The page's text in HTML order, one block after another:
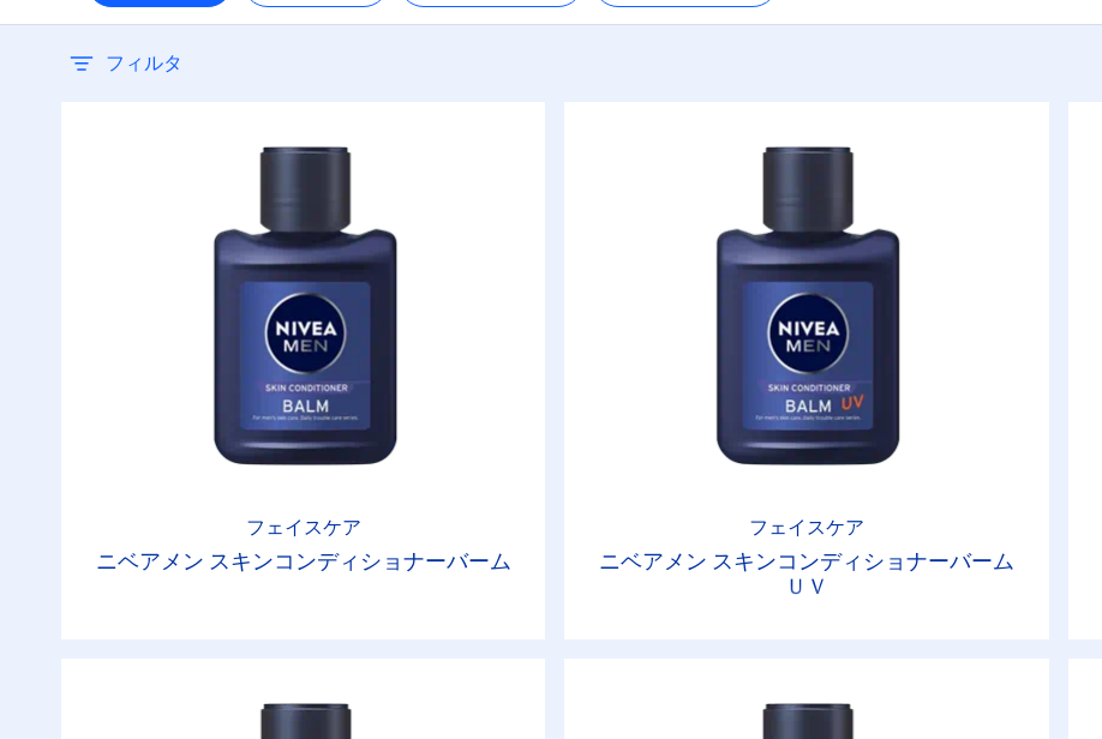
フィルタ
フェイスケア
ニベアメン スキンコンディショナーバーム
フェイスケア
ニベアメン スキンコンディショナーバーム
ＵＶ